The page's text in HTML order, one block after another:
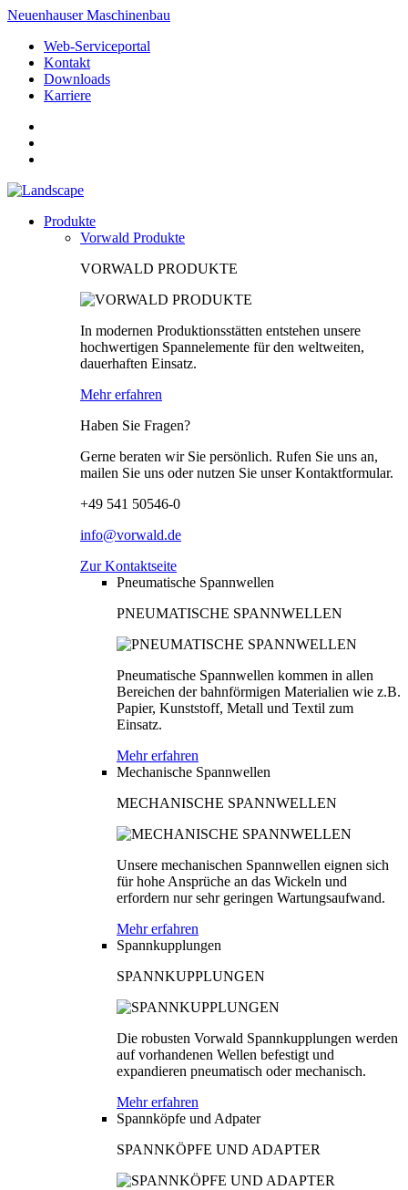
Neuenhauser Maschinenbau
Web-Serviceportal
Kontakt
Downloads
Karriere
Produkte
Vorwald Produkte
VORWALD PRODUKTE
In modernen Produktionsstätten entstehen unsere
hochwertigen Spannelemente für den weltweiten,
dauerhaften Einsatz.
Mehr erfahren
Haben Sie Fragen?
Gerne beraten wir Sie persönlich. Rufen Sie uns an,
mailen Sie uns oder nutzen Sie unser Kontaktformular.
+49 541 50546-0
info@vorwald.de
Zur Kontaktseite
Pneumatische Spannwellen
PNEUMATISCHE SPANNWELLEN
Pneumatische Spannwellen kommen in allen
Bereichen der bahnförmigen Materialien wie z.B.
Papier, Kunststoff, Metall und Textil zum
Einsatz.
Mehr erfahren
Mechanische Spannwellen
MECHANISCHE SPANNWELLEN
Unsere mechanischen Spannwellen eignen sich
für hohe Ansprüche an das Wickeln und
erfordern nur sehr geringen Wartungsaufwand.
Mehr erfahren
Spannkupplungen
SPANNKUPPLUNGEN
Die robusten Vorwald Spannkupplungen werden
auf vorhandenen Wellen befestigt und
expandieren pneumatisch oder mechanisch.
Mehr erfahren
Spannköpfe und Adpater
SPANNKÖPFE UND ADAPTER